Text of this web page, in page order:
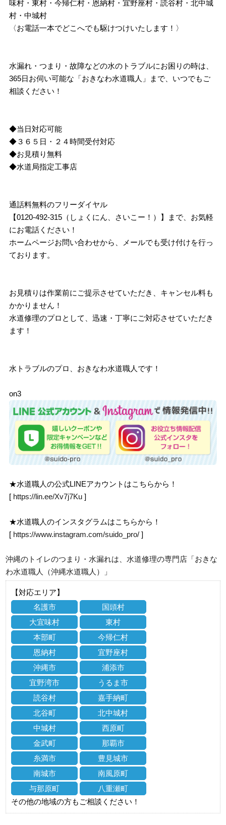
味村・東村・今帰仁村・恩納村・宜野座村・読谷村・北中城
村・中城村
〈お電話一本でどこへでも駆けつけいたします！〉
水漏れ・つまり・故障などの水のトラブルにお困りの時は、
365日お伺い可能な「おきなわ水道職人」まで、いつでもご
相談ください！
◆当日対応可能
◆３６５日・２４時間受付対応
◆お見積り無料
◆水道局指定工事店
通話料無料のフリーダイヤル
【0120-492-315（しょくにん、さいこー！）】まで、お気軽
にお電話ください！
ホームページお問い合わせから、メールでも受け付けを行っ
ております。
お見積りは作業前にご提示させていただき、キャンセル料も
かかりません！
水道修理のプロとして、迅速・丁寧にご対応させていただき
ます！
水トラブルのプロ、おきなわ水道職人です！
on3
★水道職人の公式LINEアカウントはこちらから！
[ https://lin.ee/Xv7j7Ku ]
★水道職人のインスタグラムはこちらから！
[ https://www.instagram.com/suido_pro/ ]
沖縄のトイレのつまり・水漏れは、水道修理の専門店「おきな
わ水道職人（沖縄水道職人）」
【対応エリア】
名護市
国頭村
大宜味村
東村
本部町
今帰仁村
恩納村
宜野座村
沖縄市
浦添市
宜野湾市
うるま市
読谷村
嘉手納町
北谷町
北中城村
中城村
西原町
金武町
那覇市
糸満市
豊見城市
南城市
南風原町
与那原町
八重瀬町
その他の地域の方もご相談ください！